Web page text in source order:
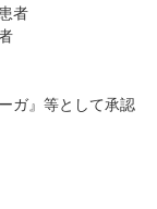
者
ガ』等として承認